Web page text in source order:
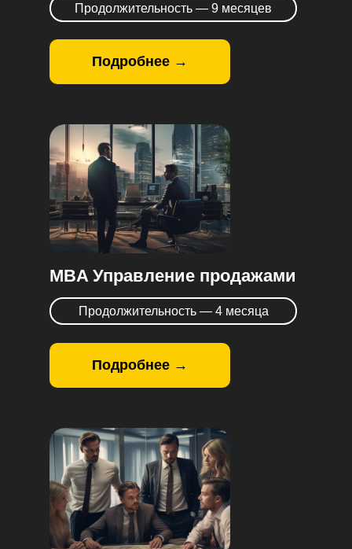
Подробнее →
Подробнее →
MBA Управление продажами
Продолжительность — 9 месяцев
Продолжительность — 4 месяца